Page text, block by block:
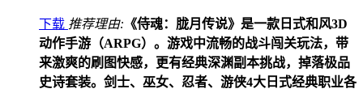
下载 推荐理由: 《侍魂：胧月传说》是一款日式和风3D
动作手游（ARPG）。游戏中流畅的战斗闯关玩法，带
来激爽的刷图快感，更有经典深渊副本挑战，掉落极品
史诗套装。剑士、巫女、忍者、游侠4大日式经典职业各